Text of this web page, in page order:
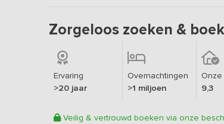
Zorgeloos zoeken &
Ervaring
>20 jaar
Overnachtingen
>1 miljoen
9,3
Veilig & vertrouwd boeken via onze